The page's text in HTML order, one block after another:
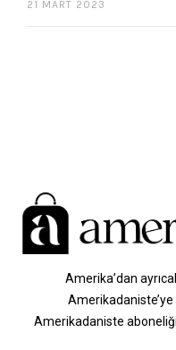
21 MART 2023
Amerika’dan
Amerikadaniste